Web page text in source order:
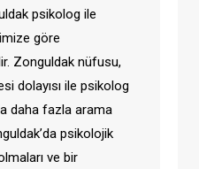
psikolog ile
göre
Zonguldak nüfusu,
dolayısı ile psikolog
daha fazla arama
psikolojik
ve bir